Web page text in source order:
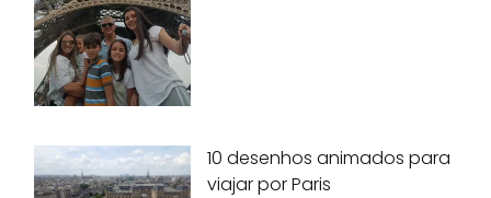
10 desenhos animados para
viajar por Paris